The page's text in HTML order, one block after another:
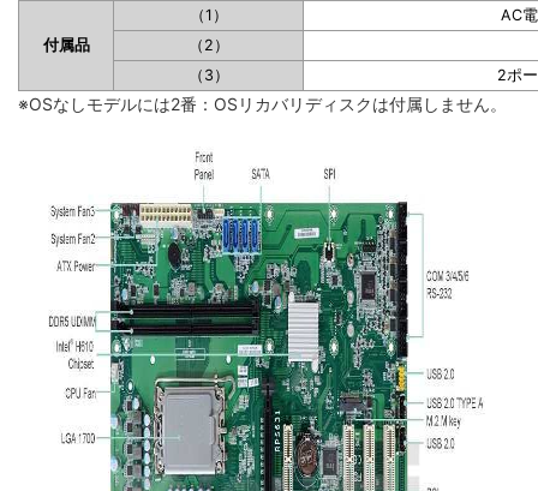
付属品
（1）
AC
（2）
（3）
2ポ
※OSなしモデルには2番：OSリカバリディスクは付属しません。